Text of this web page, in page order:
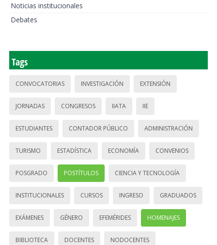
Noticias institucionales
Debates
Tags
CONVOCATORIAS INVESTIGACIÓN EXTENSIÓN
JORNADAS CONGRESOS IIATA IIE
ESTUDIANTES CONTADOR PÚBLICO ADMINISTRACIÓN
TURISMO ESTADÍSTICA ECONOMÍA CONVENIOS
POSGRADO POSTÍTULOS CIENCIA Y TECNOLOGÍA
INSTITUCIONALES CURSOS INGRESO GRADUADOS
EXÁMENES GÉNERO EFEMÉRIDES HOMENAJES
BIBLIOTECA DOCENTES NODOCENTES